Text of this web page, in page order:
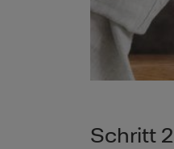
Schritt 2